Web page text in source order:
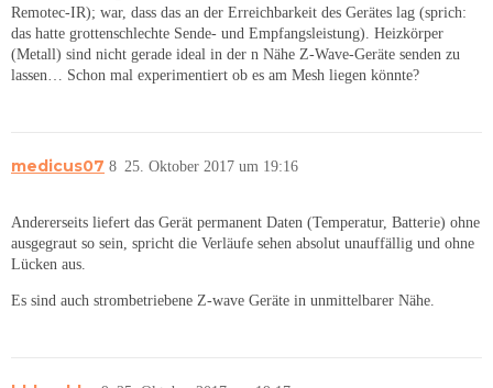
Remotec-IR); war, dass das an der Erreichbarkeit des Gerätes lag (sprich:
das hatte grottenschlechte Sende- und Empfangsleistung). Heizkörper
(Metall) sind nicht gerade ideal in der n Nähe Z-Wave-Geräte senden zu
lassen… Schon mal experimentiert ob es am Mesh liegen könnte?
medicus07 25. Oktober 2017 um 19:16
8
Andererseits liefert das Gerät permanent Daten (Temperatur, Batterie) ohne
ausgegraut so sein, spricht die Verläufe sehen absolut unauffällig und ohne
Lücken aus.
Es sind auch strombetriebene Z-wave Geräte in unmittelbarer Nähe.